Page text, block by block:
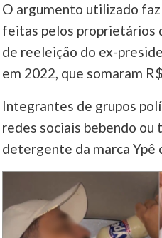
O argumento utilizado
feitas pelos proprietários
de reeleição do ex-
em 2022, que somaram
Integrantes de grupos
redes sociais bebendo ou
detergente da marca